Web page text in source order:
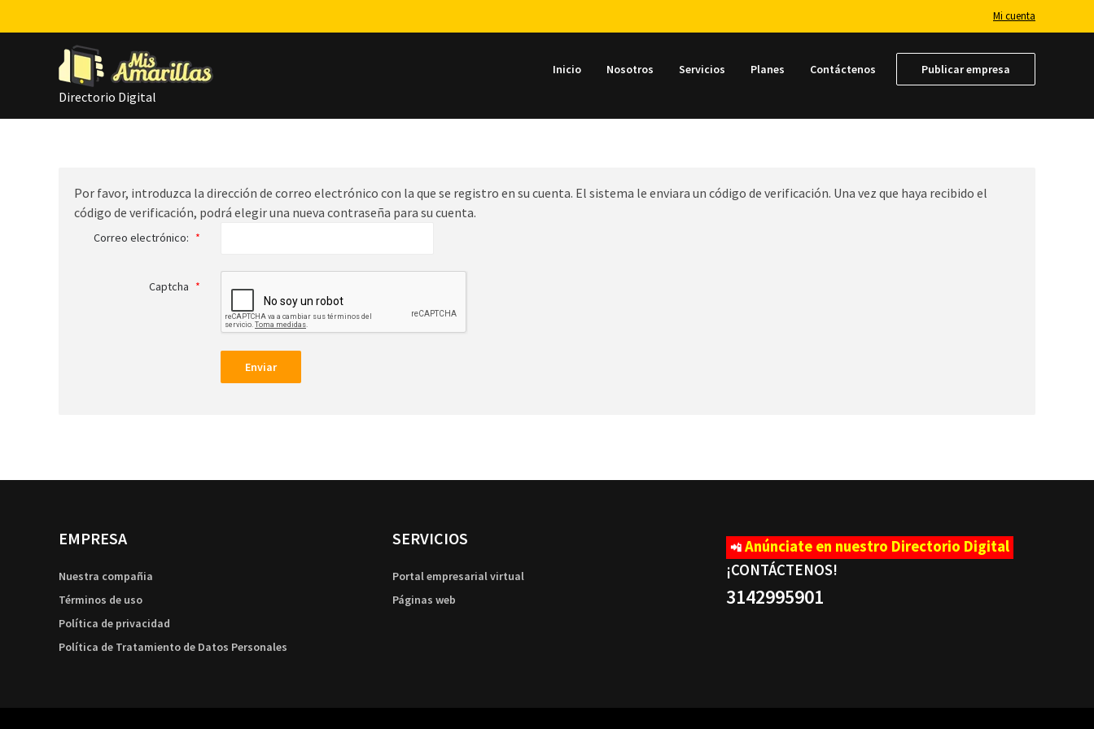
Mi cuenta
Directorio Digital
Inicio Nosotros Servicios Planes Contáctenos Publicar empresa
Por favor, introduzca la dirección de correo electrónico con la que se registro en su cuenta. El sistema le enviara un código de verificación. Una vez que haya recibido el
código de verificación, podrá elegir una nueva contraseña para su cuenta.
Correo electrónico: *
Captcha *
Enviar
EMPRESA
Nuestra compañia
Términos de uso
Política de privacidad
Política de Tratamiento de Datos Personales
SERVICIOS
Portal empresarial virtual
Páginas web
📲 Anúnciate en nuestro Directorio Digital
¡CONTÁCTENOS!
3142995901